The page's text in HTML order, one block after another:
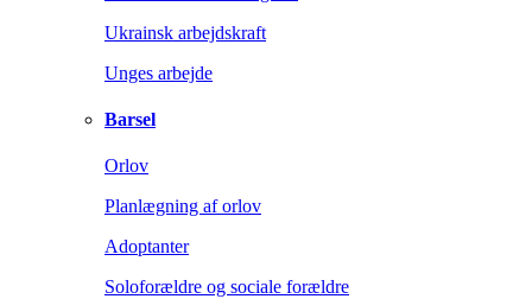
Ukrainsk arbejdskraft
Unges arbejde
Barsel
Orlov
Planlægning af orlov
Adoptanter
Soloforældre og sociale forældre